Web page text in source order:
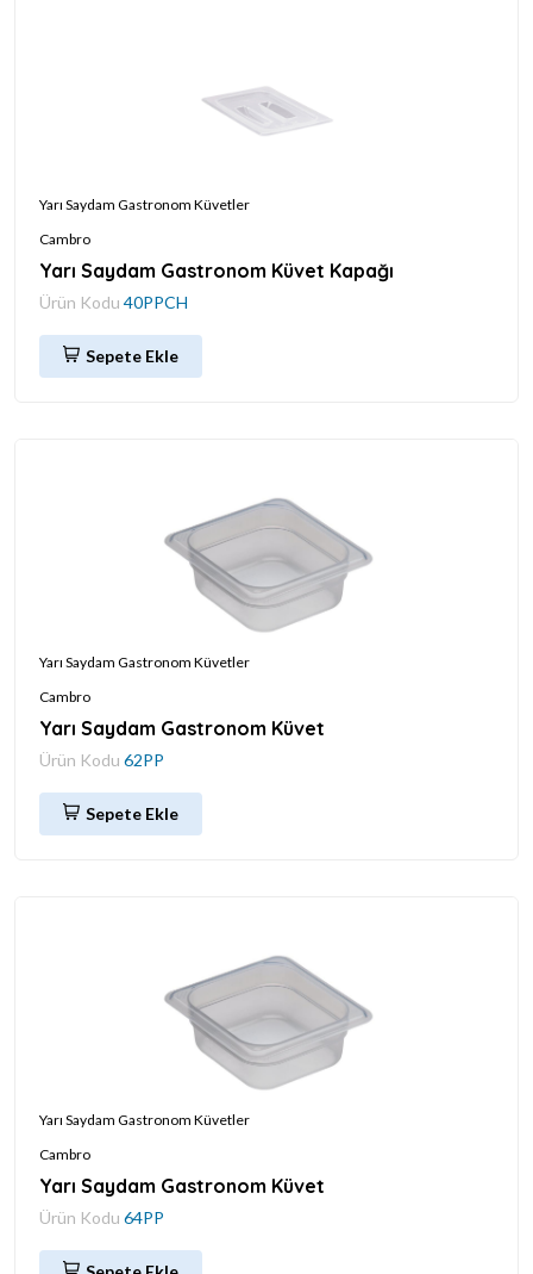
Yarı Saydam Gastronom Küvetler
Cambro
Yarı Saydam Gastronom Küvet Kapağı
Ürün Kodu 40PPCH
Sepete Ekle
Yarı Saydam Gastronom Küvetler
Cambro
Yarı Saydam Gastronom Küvet
Ürün Kodu 62PP
Sepete Ekle
Yarı Saydam Gastronom Küvetler
Cambro
Yarı Saydam Gastronom Küvet
Ürün Kodu 64PP